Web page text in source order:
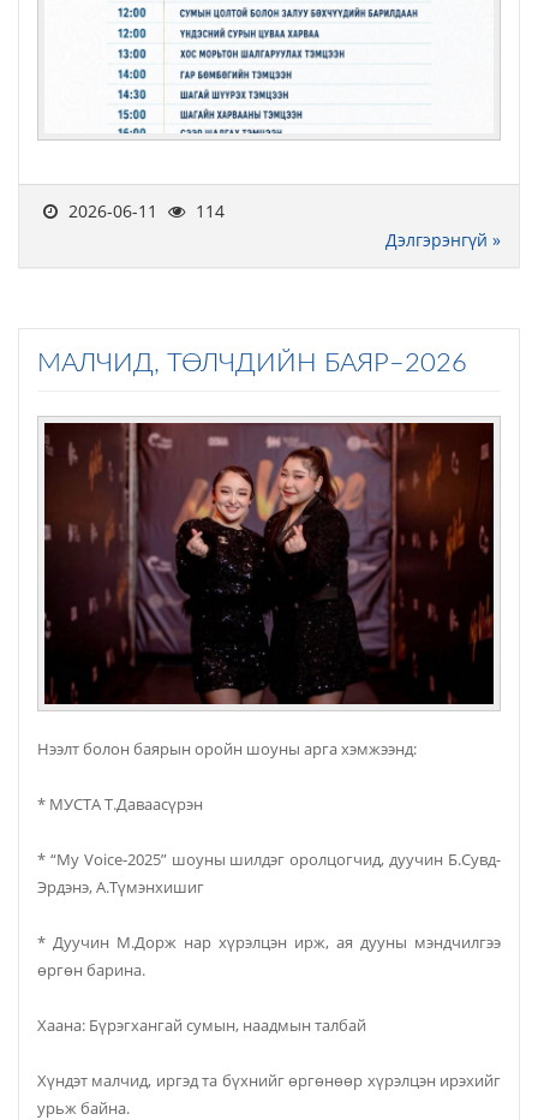
2026-06-11
114
Дэлгэрэнгүй »
МАЛЧИД, ТӨЛЧДИЙН БАЯР–2026
Нээлт болон баярын оройн шоуны арга хэмжээнд:
* МУСТА Т.Даваасүрэн
* “My Voice-2025” шоуны шилдэг оролцогчид, дуучин Б.Сувд-
Эрдэнэ, А.Түмэнхишиг
* Дуучин М.Дорж нар хүрэлцэн ирж, ая дууны мэндчилгээ
өргөн барина.
Хаана: Бүрэгхангай сумын, наадмын талбай
Хүндэт малчид, иргэд та бүхнийг өргөнөөр хүрэлцэн ирэхийг
урьж байна.